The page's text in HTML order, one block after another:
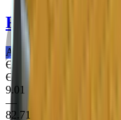
Five-SeveN
Армійське Пістолет
Є StatTrak
Є Souvenir
9.01
—
82.71